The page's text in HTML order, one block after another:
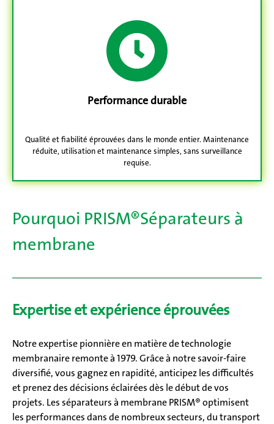
Performance durable
Qualité et fiabilité éprouvées dans le monde entier. Maintenance
réduite, utilisation et maintenance simples, sans surveillance
requise.
Pourquoi PRISM®Séparateurs à
membrane
Expertise et expérience éprouvées
Notre expertise pionnière en matière de technologie
membranaire remonte à 1979. Grâce à notre savoir-faire
diversifié, vous gagnez en rapidité, anticipez les difficultés
et prenez des décisions éclairées dès le début de vos
projets. Les séparateurs à membrane PRISM® optimisent
les performances dans de nombreux secteurs, du transport